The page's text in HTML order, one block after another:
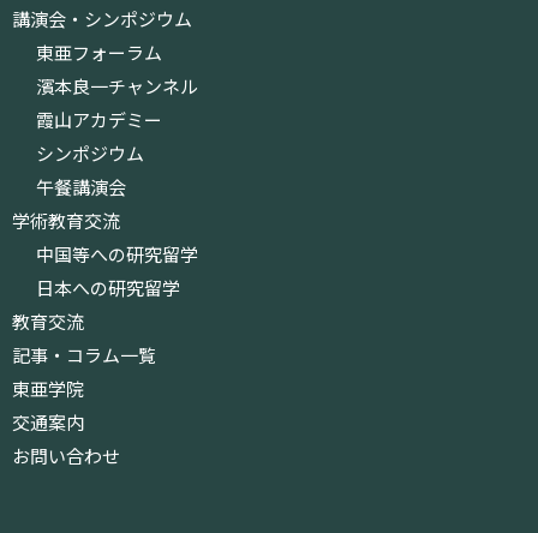
講演会・シンポジウム
東亜フォーラム
濱本良一チャンネル
霞山アカデミー
シンポジウム
午餐講演会
学術教育交流
中国等への研究留学
日本への研究留学
教育交流
記事・コラム一覧
東亜学院
交通案内
お問い合わせ